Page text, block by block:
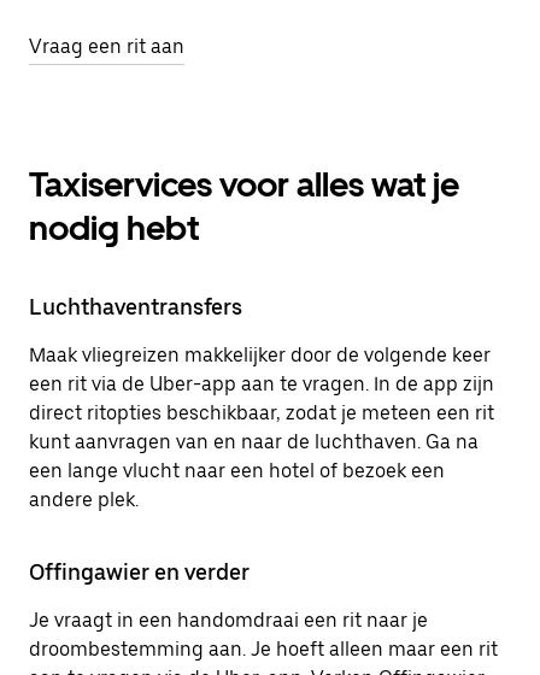
Vraag een rit aan
Taxiservices voor alles wat je
nodig hebt
Luchthaventransfers
Maak vliegreizen makkelijker door de volgende keer
een rit via de Uber-app aan te vragen. In de app zijn
direct ritopties beschikbaar, zodat je meteen een rit
kunt aanvragen van en naar de luchthaven. Ga na
een lange vlucht naar een hotel of bezoek een
andere plek.
Offingawier en verder
Je vraagt in een handomdraai een rit naar je
droombestemming aan. Je hoeft alleen maar een rit